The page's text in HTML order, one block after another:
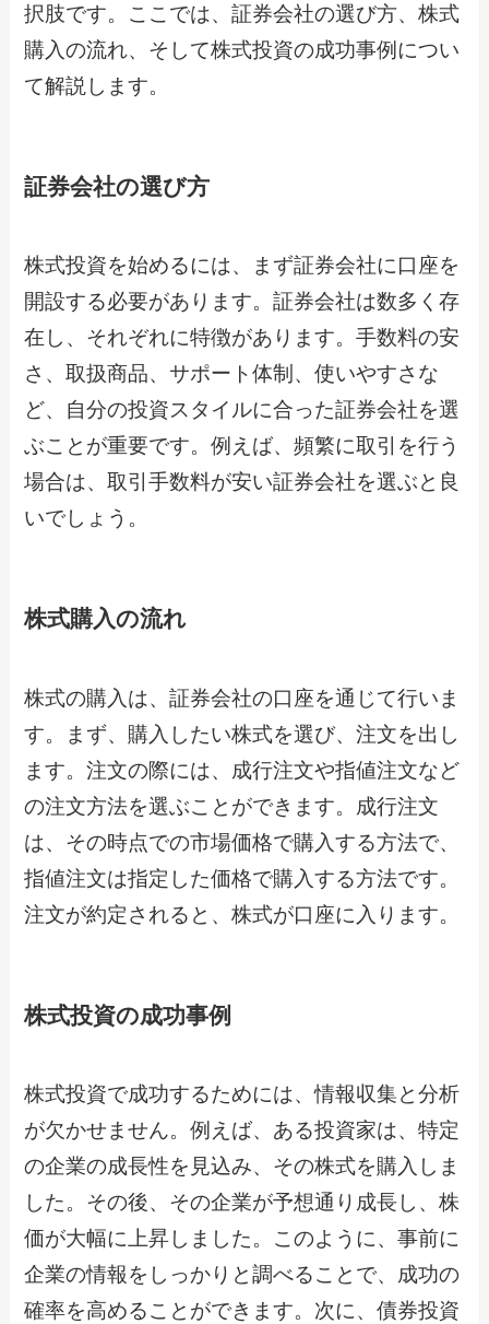
択肢です。ここでは、証券会社の選び方、株式
購入の流れ、そして株式投資の成功事例につい
て解説します。
証券会社の選び方
株式投資を始めるには、まず証券会社に口座を
開設する必要があります。証券会社は数多く存
在し、それぞれに特徴があります。手数料の安
さ、取扱商品、サポート体制、使いやすさな
ど、自分の投資スタイルに合った証券会社を選
ぶことが重要です。例えば、頻繁に取引を行う
場合は、取引手数料が安い証券会社を選ぶと良
いでしょう。
株式購入の流れ
株式の購入は、証券会社の口座を通じて行いま
す。まず、購入したい株式を選び、注文を出し
ます。注文の際には、成行注文や指値注文など
の注文方法を選ぶことができます。成行注文
は、その時点での市場価格で購入する方法で、
指値注文は指定した価格で購入する方法です。
注文が約定されると、株式が口座に入ります。
株式投資の成功事例
株式投資で成功するためには、情報収集と分析
が欠かせません。例えば、ある投資家は、特定
の企業の成長性を見込み、その株式を購入しま
した。その後、その企業が予想通り成長し、株
価が大幅に上昇しました。このように、事前に
企業の情報をしっかりと調べることで、成功の
確率を高めることができます。次に、債券投資